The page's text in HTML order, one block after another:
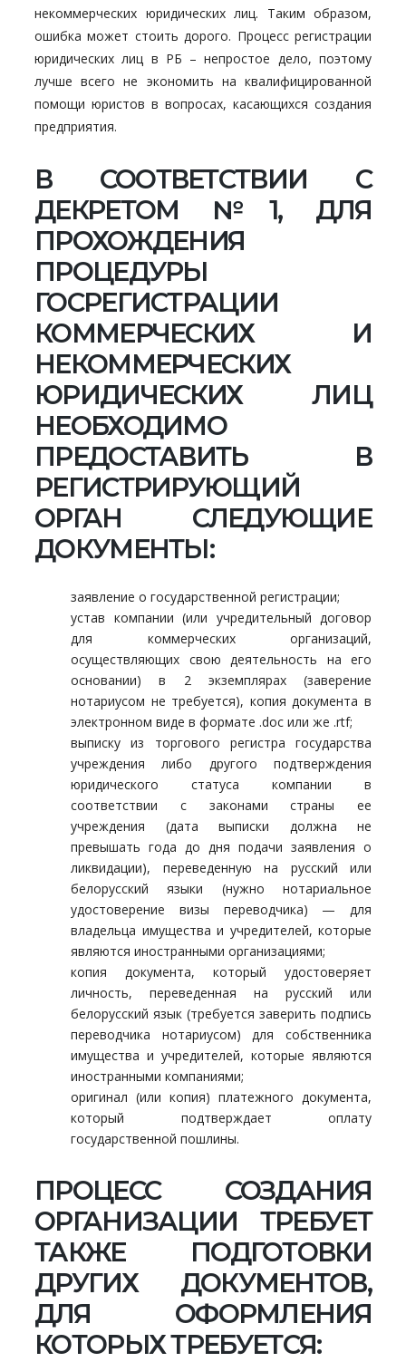
некоммерческих юридических лиц. Таким образом,
ошибка может стоить дорого. Процесс регистрации
юридических лиц в РБ – непростое дело, поэтому
лучше всего не экономить на квалифицированной
помощи юристов в вопросах, касающихся создания
предприятия.
В СООТВЕТСТВИИ С
ДЕКРЕТОМ №1, ДЛЯ
ПРОХОЖДЕНИЯ
ПРОЦЕДУРЫ
ГОСРЕГИСТРАЦИИ
КОММЕРЧЕСКИХ И
НЕКОММЕРЧЕСКИХ
ЮРИДИЧЕСКИХ ЛИЦ
НЕОБХОДИМО
ПРЕДОСТАВИТЬ В
РЕГИСТРИРУЮЩИЙ
ОРГАН СЛЕДУЮЩИЕ
ДОКУМЕНТЫ:
заявление о государственной регистрации;
устав компании (или учредительный договор
для коммерческих организаций,
осуществляющих свою деятельность на его
основании) в 2 экземплярах (заверение
нотариусом не требуется), копия документа в
электронном виде в формате .doc или же .rtf;
выписку из торгового регистра государства
учреждения либо другого подтверждения
юридического статуса компании в
соответствии с законами страны ее
учреждения (дата выписки должна не
превышать года до дня подачи заявления о
ликвидации), переведенную на русский или
белорусский языки (нужно нотариальное
удостоверение визы переводчика) — для
владельца имущества и учредителей, которые
являются иностранными организациями;
копия документа, который удостоверяет
личность, переведенная на русский или
белорусский язык (требуется заверить подпись
переводчика нотариусом) для собственника
имущества и учредителей, которые являются
иностранными компаниями;
оригинал (или копия) платежного документа,
который подтверждает оплату
государственной пошлины.
ПРОЦЕСС СОЗДАНИЯ
ОРГАНИЗАЦИИ ТРЕБУЕТ
ТАКЖЕ ПОДГОТОВКИ
ДРУГИХ ДОКУМЕНТОВ,
ДЛЯ ОФОРМЛЕНИЯ
КОТОРЫХ ТРЕБУЕТСЯ: